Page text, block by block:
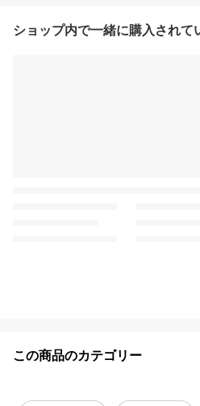
ショップ内で一緒に購入されて
この商品のカテゴリー